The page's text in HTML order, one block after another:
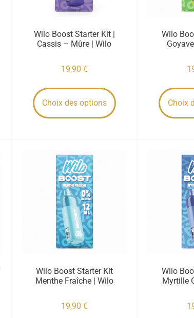
Wilo Boost Starter Kit |
Cassis – Mûre | Wilo
19,90 €
Choix des options
Wilo
Choix
Wilo Boost Starter Kit
Menthe Fraîche | Wilo
19,90 €
Wilo
Myrtille